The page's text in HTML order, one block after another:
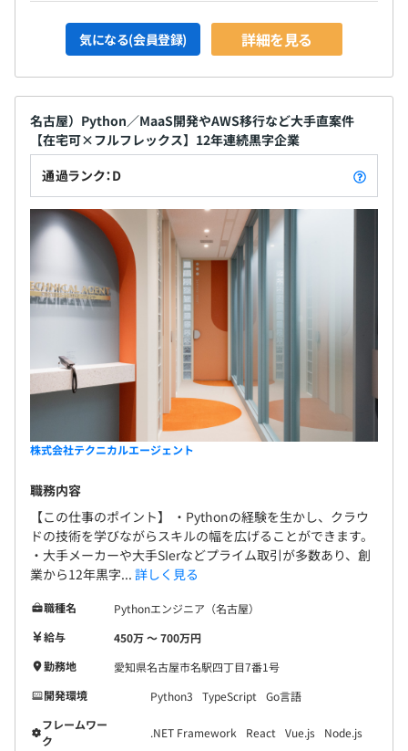
気になる(会員登録) 詳細を見る
名古屋）Python／MaaS開発やAWS移行など大手直案件
【在宅可×フルフレックス】12年連続黒字企業
通過ランク：D
株式会社テクニカルエージェント
職務内容
【この仕事のポイント】 ・Pythonの経験を生かし、クラウ
ドの技術を学びながらスキルの幅を広げることができます。
・大手メーカーや大手SIerなどプライム取引が多数あり、創
業から12年黒字... 詳しく見る
職種名
Pythonエンジニア（名古屋）
給与
450万 〜 700万円
勤務地
愛知県名古屋市名駅四丁目7番1号
開発環境
Python3 TypeScript
Go言語
フレームワー
ク
.NET Framework React Vue.js Node.js